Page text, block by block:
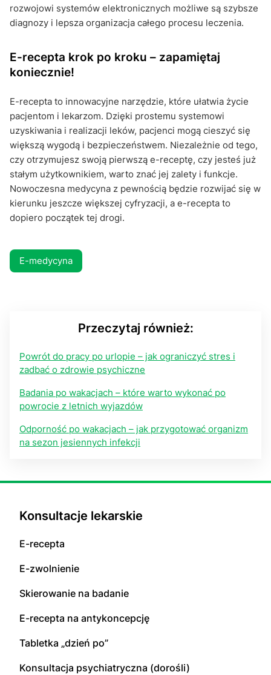
rozwojowi systemów elektronicznych możliwe są szybsze
diagnozy i lepsza organizacja całego procesu leczenia.
E-recepta krok po kroku – zapamiętaj
koniecznie!
E-recepta to innowacyjne narzędzie, które ułatwia życie
pacjentom i lekarzom. Dzięki prostemu systemowi
uzyskiwania i realizacji leków, pacjenci mogą cieszyć się
większą wygodą i bezpieczeństwem. Niezależnie od tego,
czy otrzymujesz swoją pierwszą e-receptę, czy jesteś już
stałym użytkownikiem, warto znać jej zalety i funkcje.
Nowoczesna medycyna z pewnością będzie rozwijać się w
kierunku jeszcze większej cyfryzacji, a e-recepta to
dopiero początek tej drogi.
E-medycyna
Przeczytaj również:
Powrót do pracy po urlopie – jak ograniczyć stres i
zadbać o zdrowie psychiczne
Badania po wakacjach – które warto wykonać po
powrocie z letnich wyjazdów
Odporność po wakacjach – jak przygotować organizm
na sezon jesiennych infekcji
Konsultacje lekarskie
E-recepta
E-zwolnienie
Skierowanie na badanie
E-recepta na antykoncepcję
Tabletka „dzień po”
Konsultacja psychiatryczna (dorośli)